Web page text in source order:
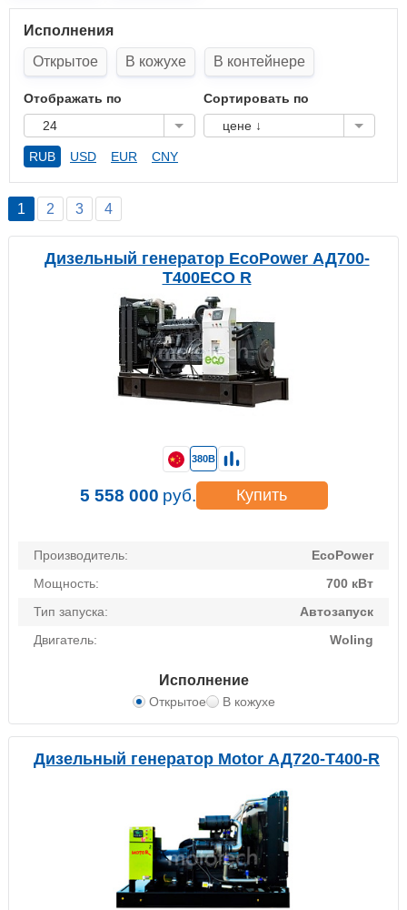
Исполнения
Открытое
В кожухе В контейнере
Отображать по
24
Сортировать по
цене ↓
RUB USD EUR CNY
1 2 3 4
Дизельный генератор EcoPower АД700-
T400ECO R
Производитель:
EcoPower
Мощность:
700 кВт
Тип запуска:
Автозапуск
Двигатель:
Woling
Исполнение
Открытое В кожухе
380В
5 558 000 руб. Купить
Дизельный генератор Motor АД720-Т400-R